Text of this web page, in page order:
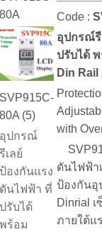
80A
SVP915C-
80A (5)
อุปกรณ์
รีเลย์
ป้องกันแรง
ดันไฟฟ้า ที่
ปรับได้
พร้อม
Code :
อุปกรณ์รี
ปรับได้
Din Rail
with
ดันไฟฟ้า
ป้องกันอุ
Dinrial
ภายใต้แ